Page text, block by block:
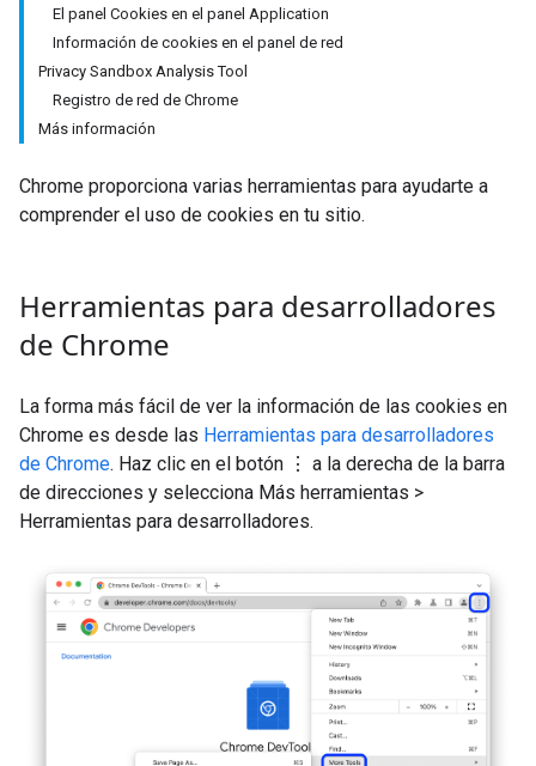
El panel Cookies en el panel Application
Información de cookies en el panel de red
Privacy Sandbox Analysis Tool
Registro de red de Chrome
Más información
Chrome proporciona varias herramientas para ayudarte a
comprender el uso de cookies en tu sitio.
Herramientas para desarrolladores
de Chrome
La forma más fácil de ver la información de las cookies en
Chrome es desde las Herramientas para desarrolladores
de Chrome. Haz clic en el botón ⋮ a la derecha de la barra
de direcciones y selecciona Más herramientas >
Herramientas para desarrolladores.